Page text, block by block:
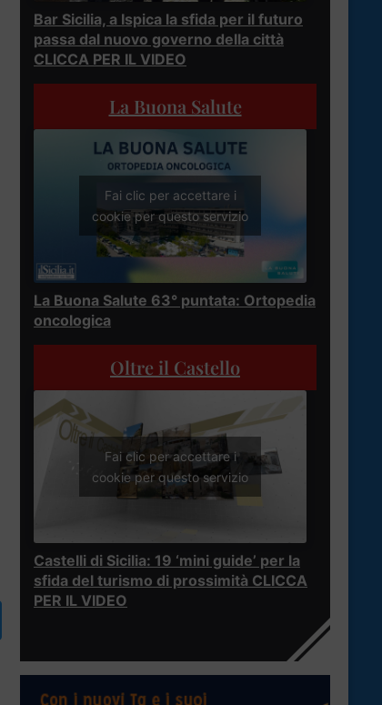
Bar Sicilia, a Ispica la sfida per il futuro
passa dal nuovo governo della città
CLICCA PER IL VIDEO
La Buona Salute
Fai clic per accettare i
cookie per questo servizio
La Buona Salute 63° puntata: Ortopedia
oncologica
Oltre il Castello
Fai clic per accettare i
cookie per questo servizio
Castelli di Sicilia: 19 ‘mini guide’ per la
sfida del turismo di prossimità CLICCA
PER IL VIDEO